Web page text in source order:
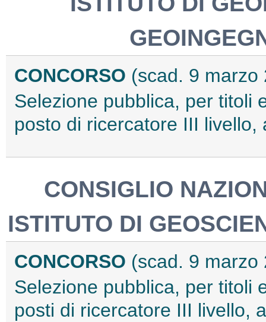
CONCORSO (scad. 9 marzo
Selezione pubblica, per titoli
posto di ricercatore III
CONSIGLIO
ISTITUTO DI
CONCORSO (scad. 9 marzo
Selezione pubblica, per titoli
posti di ricercatore III livello,